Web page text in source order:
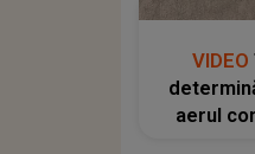
VIDEO
aerul